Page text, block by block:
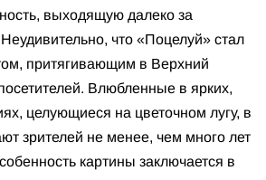
выходящую далеко за
что «Поцелуй» стал
притягивающим в Верхний
Влюбленные в ярких,
целующиеся на цветочном лугу, в
зрителей не менее, чем много лет
картины заключается в